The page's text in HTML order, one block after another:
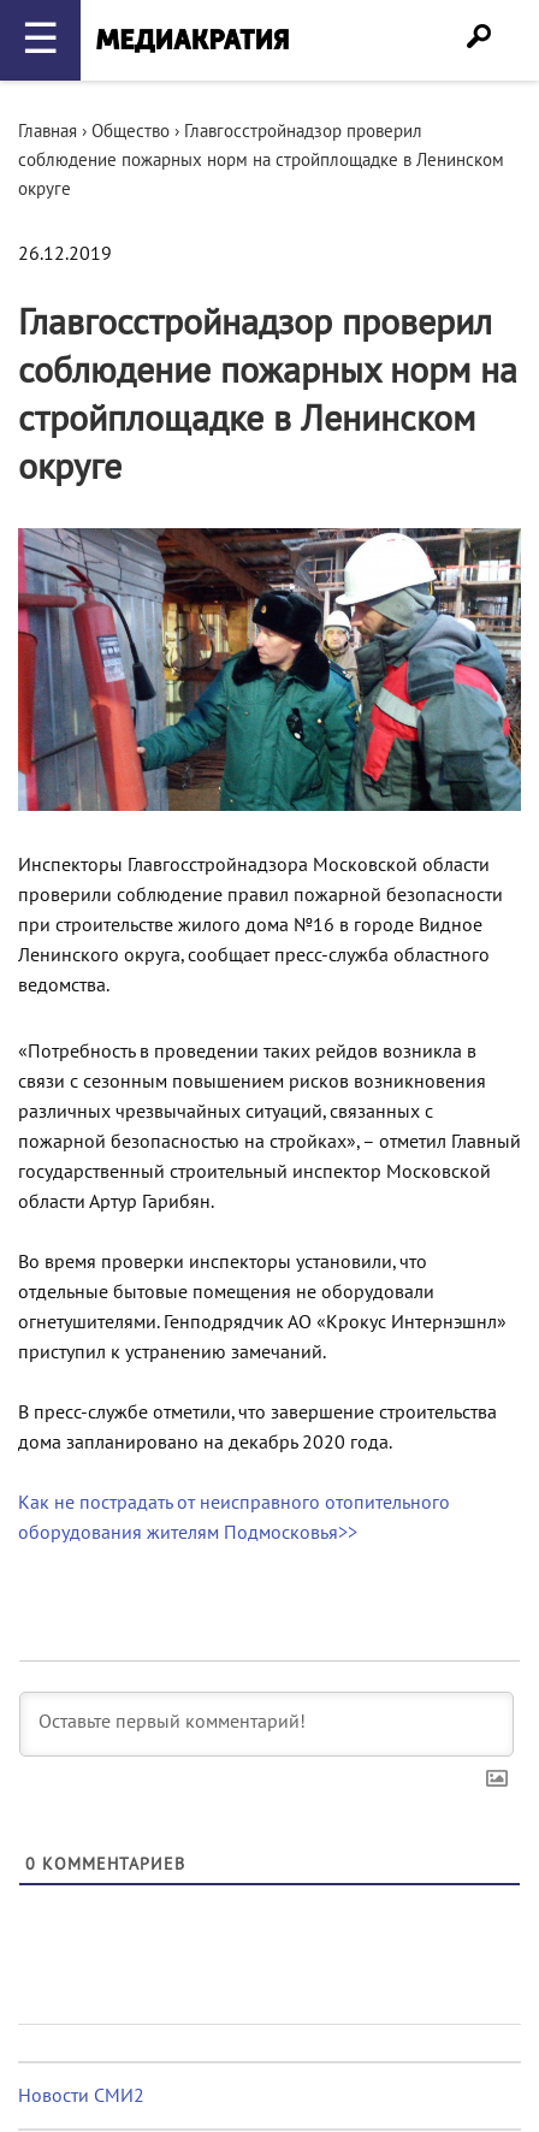
☰
Главная › Общество › Главгосстройнадзор проверил
соблюдение пожарных норм на стройплощадке в Ленинском
округе
26.12.2019
Главгосстройнадзор проверил
соблюдение пожарных норм на
стройплощадке в Ленинском
округе
Инспекторы Главгосстройнадзора Московской области
проверили соблюдение правил пожарной безопасности
при строительстве жилого дома №16 в городе Видное
Ленинского округа, сообщает пресс-служба областного
ведомства.
«Потребность в проведении таких рейдов возникла в
связи с сезонным повышением рисков возникновения
различных чрезвычайных ситуаций, связанных с
пожарной безопасностью на стройках», – отметил Главный
государственный строительный инспектор Московской
области Артур Гарибян.
Во время проверки инспекторы установили, что
отдельные бытовые помещения не оборудовали
огнетушителями. Генподрядчик АО «Крокус Интернэшнл»
приступил к устранению замечаний.
В пресс-службе отметили, что завершение строительства
дома запланировано на декабрь 2020 года.
Как не пострадать от неисправного отопительного
оборудования жителям Подмосковья>>
0 КОММЕНТАРИЕВ
Новости СМИ2